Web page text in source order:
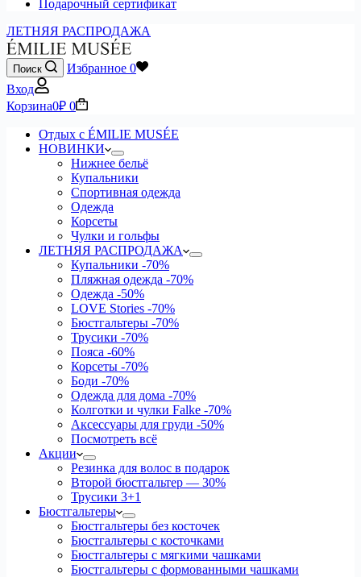
Подарочный сертификат
ЛЕТНЯЯ РАСПРОДАЖА
Поиск Избранное 0
Вход
Корзина0₽ 0
Отдых с ÉMILIE MUSÉE
НОВИНКИ
Нижнее бельё
Купальники
Спортивная одежда
Одежда
Корсеты
Чулки и гольфы
ЛЕТНЯЯ РАСПРОДАЖА
Купальники -70%
Пляжная одежда -70%
Одежда -50%
LOVE Stories -70%
Бюстгальтеры -70%
Трусики -70%
Пояса -60%
Корсеты -70%
Боди -70%
Одежда для дома -70%
Колготки и чулки Falke -70%
Аксессуары для груди -50%
Посмотреть всё
Акции
Резинка для волос в подарок
Второй бюстгальтер — 30%
Трусики 3+1
Бюстгальтеры
Бюстгальтеры без косточек
Бюстгальтеры с косточками
Бюстгальтеры с мягкими чашками
Бюстгальтеры с формованными чашками